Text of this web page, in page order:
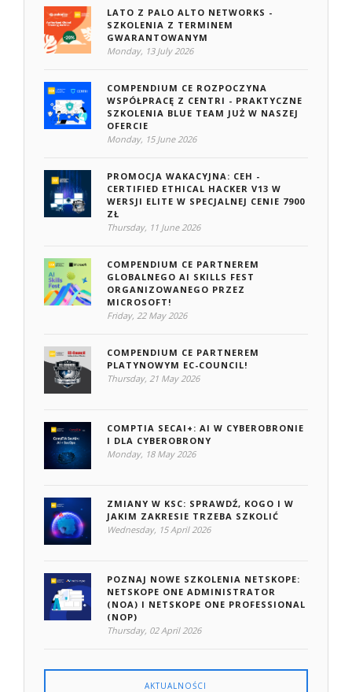
LATO Z PALO ALTO NETWORKS -
SZKOLENIA Z TERMINEM
GWARANTOWANYM
Monday, 13 July 2026
COMPENDIUM CE ROZPOCZYNA
WSPÓŁPRACĘ Z CENTRI - PRAKTYCZNE
SZKOLENIA BLUE TEAM JUŻ W NASZEJ
OFERCIE
Monday, 15 June 2026
PROMOCJA WAKACYJNA: CEH -
CERTIFIED ETHICAL HACKER V13 W
WERSJI ELITE W SPECJALNEJ CENIE 7900
ZŁ
Thursday, 11 June 2026
COMPENDIUM CE PARTNEREM
GLOBALNEGO AI SKILLS FEST
ORGANIZOWANEGO PRZEZ
MICROSOFT!
Friday, 22 May 2026
COMPENDIUM CE PARTNEREM
PLATYNOWYM EC-COUNCIL!
Thursday, 21 May 2026
COMPTIA SECAI+: AI W CYBEROBRONIE
I DLA CYBEROBRONY
Monday, 18 May 2026
ZMIANY W KSC: SPRAWDŹ, KOGO I W
JAKIM ZAKRESIE TRZEBA SZKOLIĆ
Wednesday, 15 April 2026
POZNAJ NOWE SZKOLENIA NETSKOPE:
NETSKOPE ONE ADMINISTRATOR
(NOA) I NETSKOPE ONE PROFESSIONAL
(NOP)
Thursday, 02 April 2026
AKTUALNOŚCI